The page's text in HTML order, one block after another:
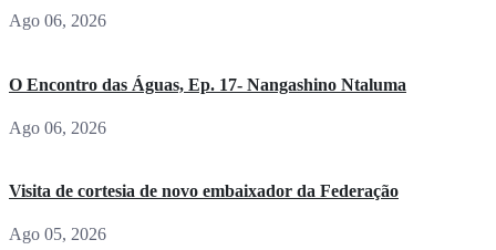
Ago 06, 2026
O Encontro das Águas, Ep. 17- Nangashino Ntaluma
Ago 06, 2026
Visita de cortesia de novo embaixador da Federação
Ago 05, 2026